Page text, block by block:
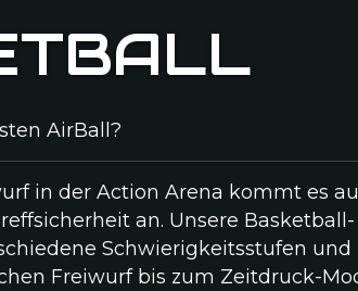
AirBall?
in der Action Arena kommt es
an. Unsere Basketball-
Schwierigkeitsstufen und
Freiwurf bis zum Zeitdruck-